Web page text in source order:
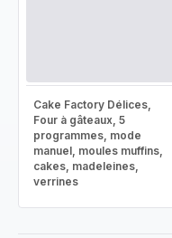
Cake Factory Délices,
Four à gâteaux, 5
programmes, mode
manuel, moules muffins,
cakes, madeleines,
verrines